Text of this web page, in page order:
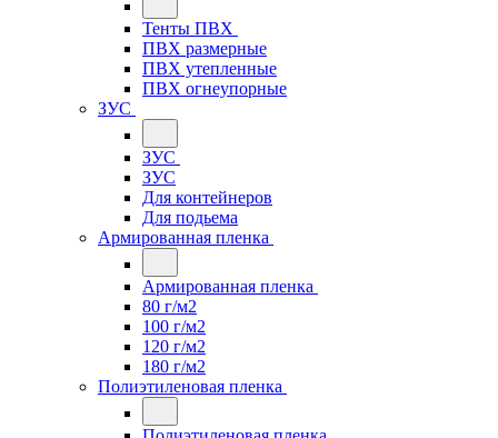
Тенты ПВХ
ПВХ размерные
ПВХ утепленные
ПВХ огнеупорные
ЗУС
ЗУС
ЗУС
Для контейнеров
Для подьема
Армированная пленка
Армированная пленка
80 г/м2
100 г/м2
120 г/м2
180 г/м2
Полиэтиленовая пленка